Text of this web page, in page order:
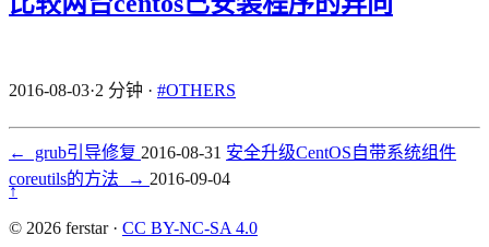
2016-08-03·2 分钟 · #OTHERS
← grub引导修复 2016-08-31 安全升级CentOS自带系统组件
coreutils的方法
→ 2016-09-04
↑
© 2026 ferstar · CC BY-NC-SA 4.0